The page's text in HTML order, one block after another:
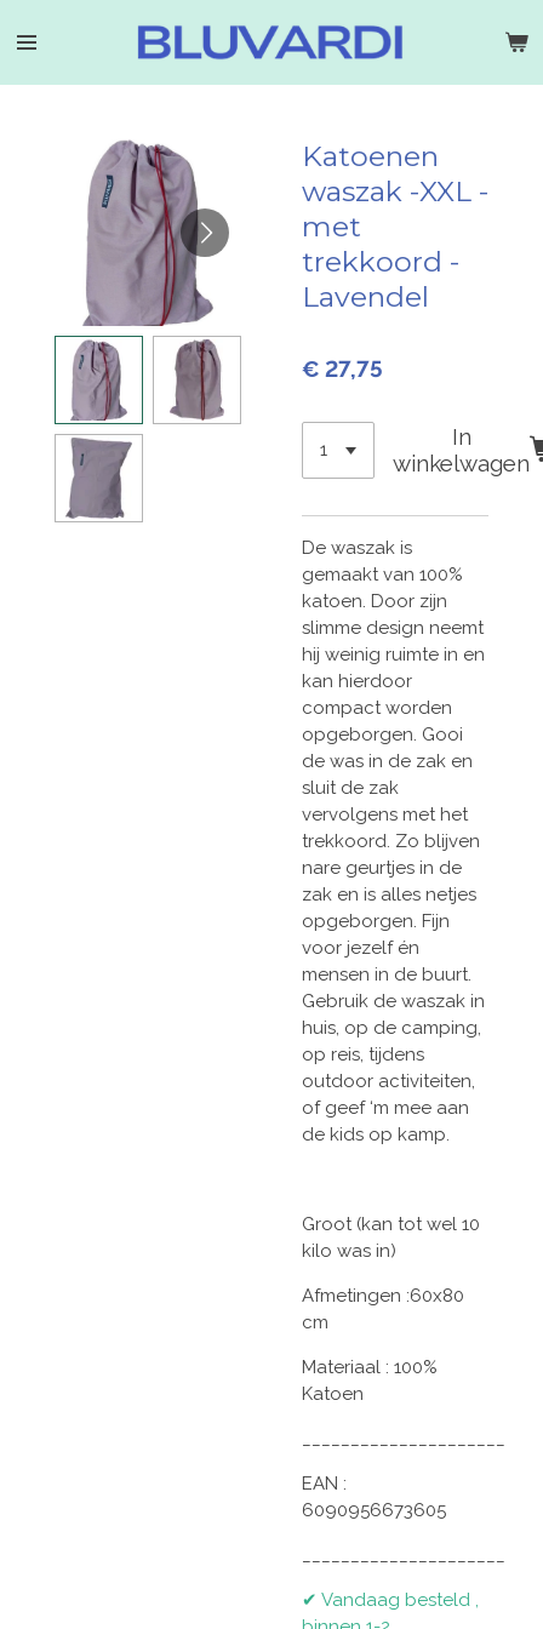
direct
Katoenen
waszak -XXL -
met
trekkoord -
Lavendel
€ 27,75
In
winkelwagen
De waszak is
gemaakt van 100%
katoen. Door zijn
slimme design neemt
hij weinig ruimte in en
kan hierdoor
compact worden
opgeborgen. Gooi
de was in de zak en
sluit de zak
vervolgens met het
trekkoord. Zo blijven
nare geurtjes in de
zak en is alles netjes
opgeborgen. Fijn
voor jezelf én
mensen in de buurt.
Gebruik de waszak in
huis, op de camping,
op reis, tijdens
outdoor activiteiten,
of geef ‘m mee aan
de kids op kamp.
Groot (kan tot wel 10
kilo was in)
Afmetingen :60x80
cm
Materiaal : 100%
Katoen
EAN :
6090956673605
✔ Vandaag besteld ,